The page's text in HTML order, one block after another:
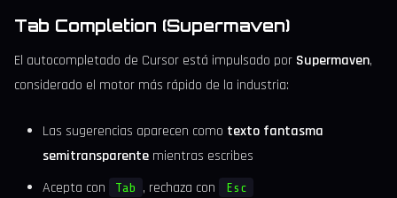
Tab Completion (Supermaven)
El autocompletado de Cursor está impulsado por Supermaven,
considerado el motor más rápido de la industria:
Las sugerencias aparecen como texto fantasma
semitransparente mientras escribes
Acepta con
Tab , rechaza con Esc